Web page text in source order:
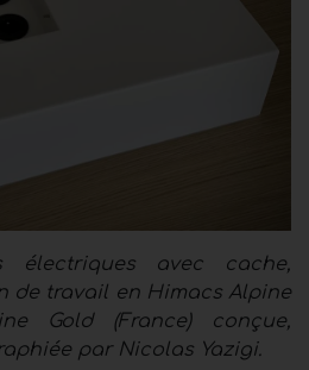
électriques avec cache,
de travail en Himacs Alpine
Gold (France) conçue,
par Nicolas Yazigi.